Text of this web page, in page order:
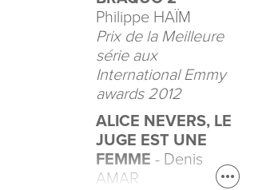
Philippe HAÏM
Prix de la Meilleure
série aux
International Emmy
awards 2012
ALICE NEVERS, LE
JUGE EST UNE
FEMME - Denis
AMAR